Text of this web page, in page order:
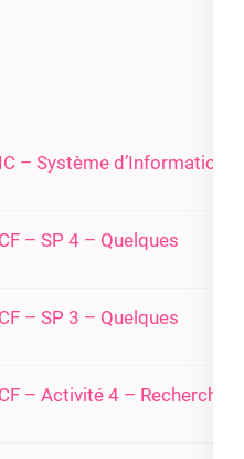
– Système d’Information
– SP 4 – Quelques
– SP 3 – Quelques
– Activité 4 – Recherche